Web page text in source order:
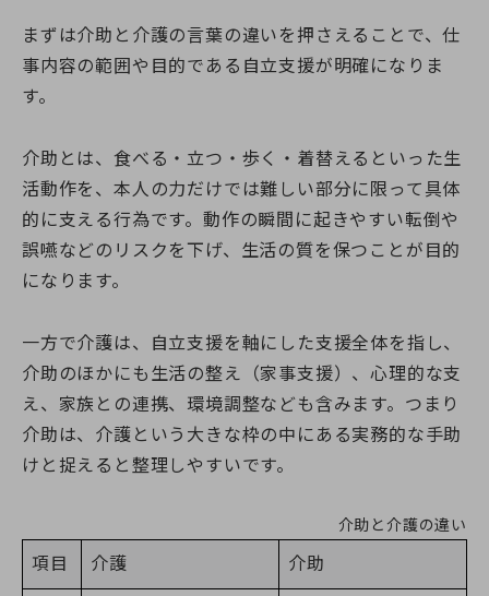
福祉用具専門相談員
介護事業所向け研修
ワンコインイングリッシュ
職業訓練・行政委託事業
静岡校【開校準備中】
静岡県
日本語でゆっくり学ぶ介護技術講座
ふくしごと
介護福祉士専用キャリア相談
ふくしごと
LINE登録
資料請求
ご希望講座の資料を無料でお届け
お電話でのお申し込み
お問い合わせ
0120-961-190
まずは介助と介護の言葉の違いを押さえることで、仕
事内容の範囲や目的である自立支援が明確になりま
す。
介助とは、食べる・立つ・歩く・着替えるといった生
活動作を、本人の力だけでは難しい部分に限って具体
的に支える行為です。動作の瞬間に起きやすい転倒や
誤嚥などのリスクを下げ、生活の質を保つことが目的
になります。
一方で介護は、自立支援を軸にした支援全体を指し、
介助のほかにも生活の整え（家事支援）、心理的な支
え、家族との連携、環境調整なども含みます。つまり
介助は、介護という大きな枠の中にある実務的な手助
けと捉えると整理しやすいです。
介助と介護の違い
項目 介護 介助